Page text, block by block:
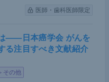
医師・歯科医師限定
――日本癌学会 がんを
る注目すべき文献紹介
その他